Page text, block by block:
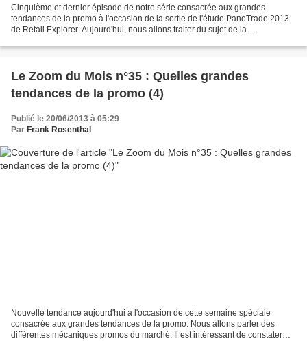
Cinquième et dernier épisode de notre série consacrée aux grandes
tendances de la promo à l'occasion de la sortie de l'étude PanoTrade 2013
de Retail Explorer. Aujourd'hui, nous allons traiter du sujet de la
Le Zoom du Mois n°35 : Quelles grandes
tendances de la promo (4)
Publié le 20/06/2013 à 05:29
Par Frank Rosenthal
Nouvelle tendance aujourd'hui à l'occasion de cette semaine spéciale
consacrée aux grandes tendances de la promo. Nous allons parler des
différentes mécaniques promos du marché. Il est intéressant de constater